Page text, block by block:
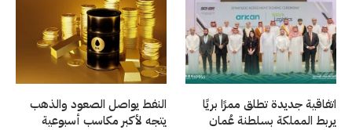
اتفاقية جديدة تطلق ممرًا بريًا
يربط المملكة بسلطنة عُمان
النفط يواصل الصعود والذهب
يتجه لأكبر مكاسب أسبوعية